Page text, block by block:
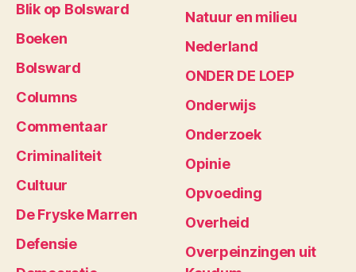
Blik op Bolsward
Boeken
Bolsward
Columns
Commentaar
Criminaliteit
Cultuur
De Fryske Marren
Defensie
Natuur en milieu
Nederland
ONDER DE LOEP
Onderwijs
Onderzoek
Opinie
Opvoeding
Overheid
Overpeinzingen uit